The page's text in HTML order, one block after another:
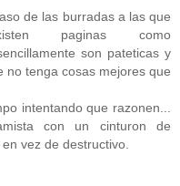
de las burradas a las que
paginas como
son pateticas y
tenga cosas mejores que
intentando que razonen...
con un cinturon de
vez de destructivo.